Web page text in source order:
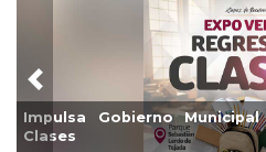
Gobierno Municipal Expo
Previous